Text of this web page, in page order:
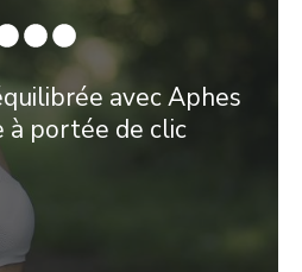
avec Aphes
à portée de clic